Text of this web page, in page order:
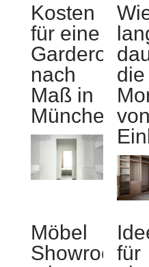
Kosten
für eine
Garderobe
nach
Maß in
München
die
von
Möbel
Showroomfür